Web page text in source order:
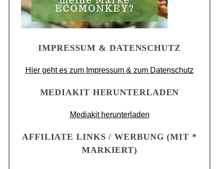
IMPRESSUM & DATENSCHUTZ
Hier geht es zum Impressum & zum Datenschutz
MEDIAKIT HERUNTERLADEN
Mediakit herunterladen
AFFILIATE LINKS / WERBUNG (MIT *
MARKIERT)